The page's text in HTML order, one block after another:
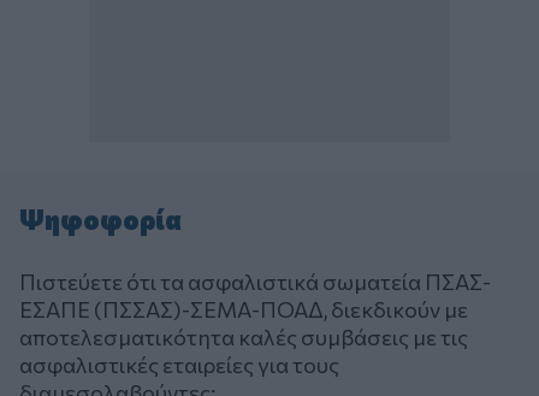
Ψηφοφορία
Πιστεύετε ότι τα ασφαλιστικά σωματεία ΠΣΑΣ-
ΕΣΑΠΕ (ΠΣΣΑΣ)-ΣΕΜΑ-ΠΟΑΔ, διεκδικούν με
αποτελεσματικότητα καλές συμβάσεις με τις
ασφαλιστικές εταιρείες για τους